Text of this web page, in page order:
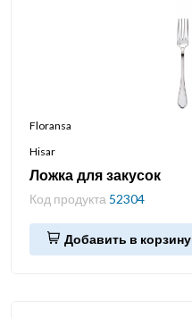
Floransa
Hisar
Ложка для закусок
Код продукта 52304
Добавить в корзину